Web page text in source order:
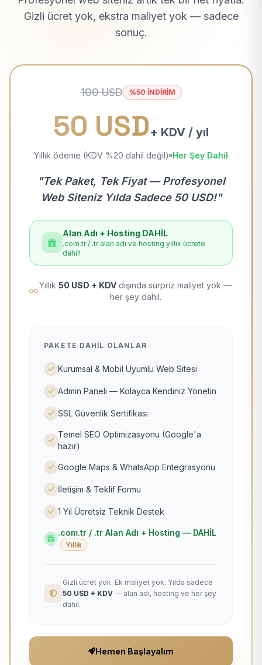
Gizli ücret yok, ekstra maliyet yok — sadece
sonuç.
100 USD %50 İNDİRİM
50 USD+ KDV / yıl
Yıllık ödeme (KDV %20 dahil değil) Her Şey Dahil
"Tek Paket, Tek Fiyat — Profesyonel
Web Siteniz Yılda Sadece 50 USD!"
Alan Adı + Hosting DAHİL
.com.tr / .tr alan adı ve hosting yıllık ücrete
dahil!
Yıllık 50 USD + KDV dışında sürpriz maliyet yok —
her şey dahil.
PAKETE DAHIL OLANLAR
Kurumsal & Mobil Uyumlu Web Sitesi
Admin Paneli — Kolayca Kendiniz Yönetin
SSL Güvenlik Sertifikası
Temel SEO Optimizasyonu (Google'a
hazır)
Google Maps & WhatsApp Entegrasyonu
İletişim & Teklif Formu
1 Yıl Ücretsiz Teknik Destek
.com.tr / .tr Alan Adı + Hosting — DAHİL
Yıllık
Gizli ücret yok. Ek maliyet yok. Yılda sadece
50 USD + KDV — alan adı, hosting ve her şey
dahil.
Hemen Başlayalım